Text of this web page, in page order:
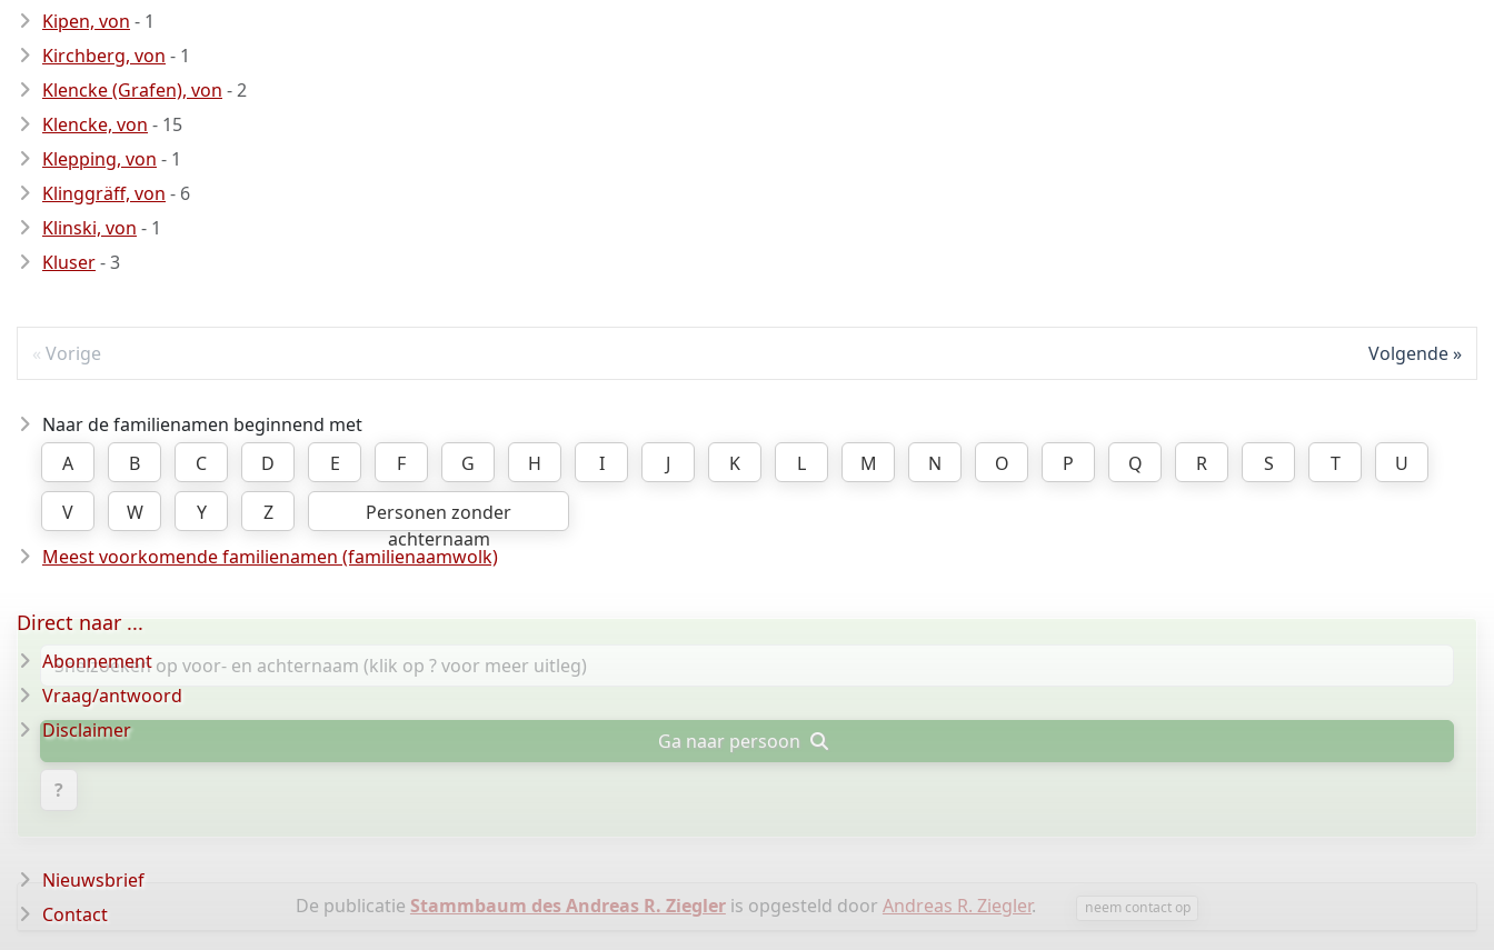
Kipen, von - 1
Kirchberg, von - 1
Klencke (Grafen), von - 2
Klencke, von - 15
Klepping, von - 1
Klinggräff, von - 6
Klinski, von - 1
- 3
Vorige Volgende
Naar de familienamen beginnend met
A
B C D E F G H I J K L M N O P Q R S T
U
V
W Y Z
Personen zonder
achternaam
Meest voorkomende familienamen (familienaamwolk)
Ga naar persoon
?
De publicatie Stammbaum des Andreas R. Ziegleris opgesteld door Andreas R. Ziegler. neem contact op
Direct naar ...
Abonnement
Vraag/antwoord
Disclaimer
Nieuwsbrief
Contact